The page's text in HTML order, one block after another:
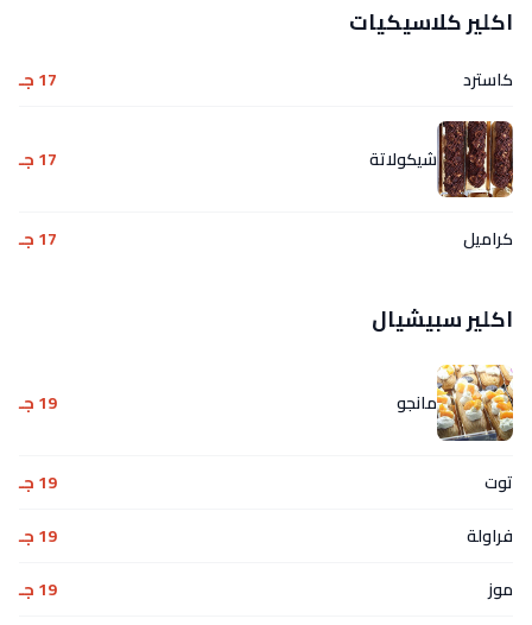
اكلير كلاسيكيات
كاسترد 17 جـ
شيكولاتة 17 جـ
كراميل 17 جـ
اكلير سبيشيال
مانجو 19 جـ
توت
19 جـ
فراولة
19 جـ
موز
19 جـ